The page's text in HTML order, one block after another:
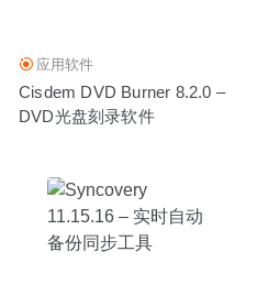
应用软件
Cisdem DVD Burner 8.2.0 –
DVD光盘刻录软件